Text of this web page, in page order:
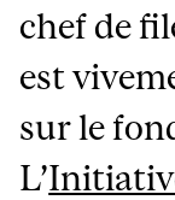
chef de
est
sur le
L’